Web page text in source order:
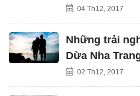
04 Th12, 2017
Những trải
Dừa Nha
02 Th12, 2017